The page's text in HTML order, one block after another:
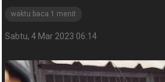
waktu baca 1 menit
Sabtu, 4 Mar 2023 06:14